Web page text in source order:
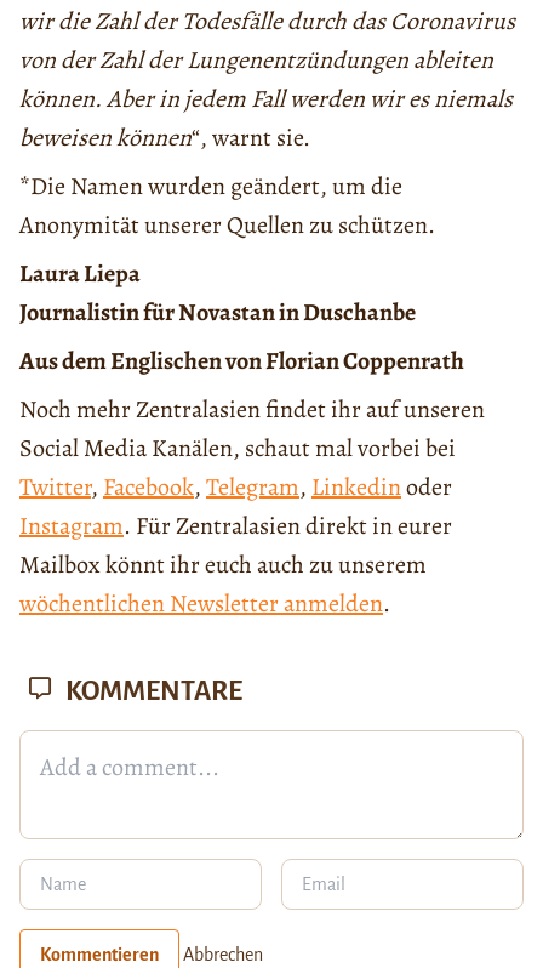
wir die Zahl der Todesfälle durch das Coronavirus
von der Zahl der Lungenentzündungen ableiten
können. Aber in jedem Fall werden wir es niemals
beweisen können“, warnt sie.
*Die Namen wurden geändert, um die
Anonymität unserer Quellen zu schützen.
Laura Liepa
Journalistin für Novastan in Duschanbe
Aus dem Englischen von Florian Coppenrath
Noch mehr Zentralasien findet ihr auf unseren
Social Media Kanälen, schaut mal vorbei bei
Twitter, Facebook,Telegram, Linkedinoder
Instagram. Für Zentralasien direkt in eurer
Mailbox könnt ihr euch auch zu unserem
wöchentlichen Newsletter anmelden.
KOMMENTARE
Kommentieren Abbrechen